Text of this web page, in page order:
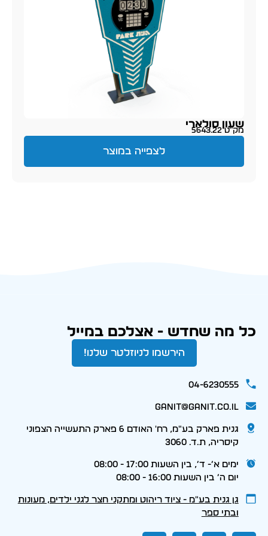
שעון סולארי
מק״ט 5643.22
לצפייה במוצר
כל מה שחדש - אצלכם במייל
הירשמו לניוזלטר שלנו!
04-6230555
ganit@ganit.co.il
גנית פארק בע"מ, רח' האודם 6 פארק התעשייה הצפוני
קיסריה, ת.ד. 3060
ימים א׳- ד׳, בין השעות 17:00 - 08:00
יום ה׳ בין השעות 16:00 - 08:00
גן גנית בע״מ - ציוד ריהוט ומתקני חצר לגני ילדים, מעונות
ובתי ספר